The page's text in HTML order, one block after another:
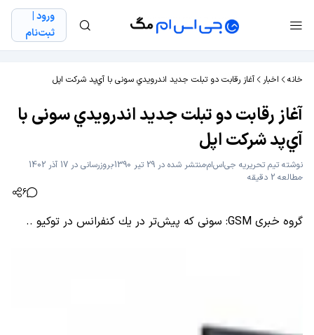
ورود |
ثبت‌نام
خانه اخبار آغاز رقابت دو تبلت‌ جديد اندرويدي سونی با آي‌پد شرکت اپل
آغاز رقابت دو تبلت‌ جديد اندرويدي سونی با
آي‌پد شرکت اپل
نوشته تیم تحریریه جی‌اس‌اممنتشر شده در 29 تیر 1390
بروزرسانی در 17 آذر 1402
مطالعه 2 دقیقه
6
گروه خبری GSM: سونی كه پیش‌تر در یك کنفرانس در توکیو ..